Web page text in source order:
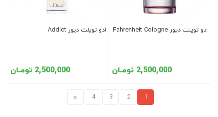
ادو تویلت دیور Fahrenheit Cologne
2,500,000 تومـان
ادو تویلت دیور Addict
2,500,000 تومـان
1
2
3
4